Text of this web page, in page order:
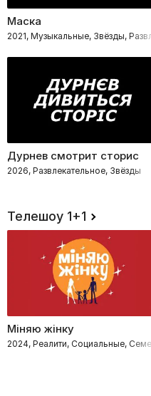
Маска
2021, Музыкальные, Звёзды,
Дурнев смотрит сторис
2026, Развлекательное, Звёзды
Телешоу 1+1
Міняю жінку
2024, Реалити, Социальные,